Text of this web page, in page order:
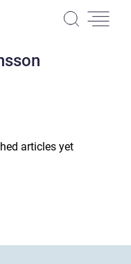
articles yet